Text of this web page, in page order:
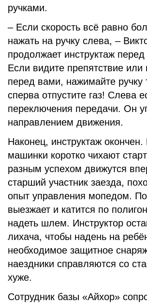
ручками.
– Если скорость всё равно
нажать на ручку слева, –
продолжает инструктаж
Если видите препятствие или
перед вами, нажимайте ручку
сперва отпустите газ! Слева
переключения передачи. Он
направлением движения.
Наконец, инструктаж
машинки коротко чихают
разным успехом движутся
старший участник заезда,
опыт управления мопедом.
выезжает и катится по
надеть шлем. Инструктор
лихача, чтобы надень на
необходимое защитное
наездники справляются со
хуже.
Сотрудник базы «Айхор»